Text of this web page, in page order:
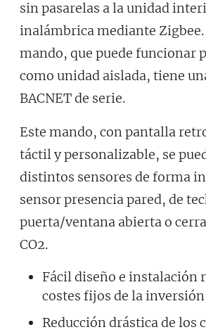
sin pasarelas a la unidad
inalámbrica mediante
mando, que puede funcionar
como unidad aislada, tiene
BACNET de serie.
Este mando, con pantalla
táctil y personalizable, se
distintos sensores de forma
sensor presencia pared, de
puerta/ventana abierta o
CO2.
Fácil diseño e instalación
costes fijos de la inversión
Reducción drástica de los